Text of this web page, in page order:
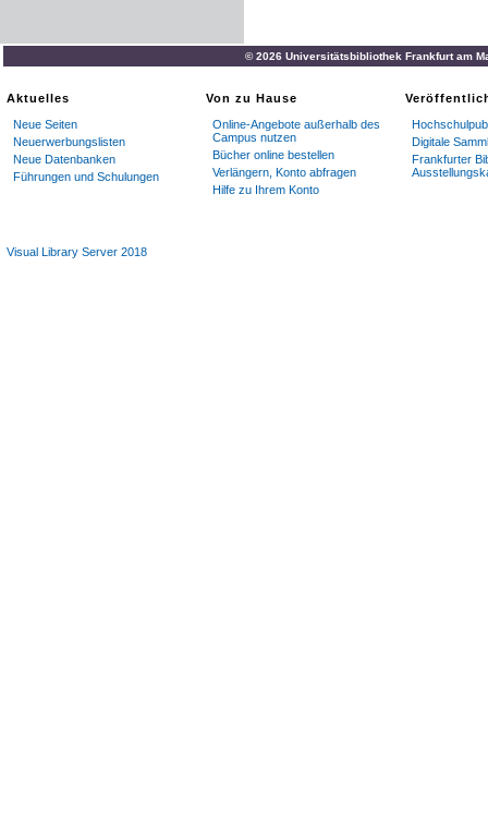
© 2026 Universitätsbibliothek Frankfurt am
Aktuelles
Neue Seiten
Neuerwerbungslisten
Neue Datenbanken
Führungen und Schulungen
Von zu Hause
Online-Angebote außerhalb des
Campus nutzen
Bücher online bestellen
Verlängern, Konto abfragen
Hilfe zu Ihrem Konto
Digitale
Frankfurter
Visual Library Server 2018